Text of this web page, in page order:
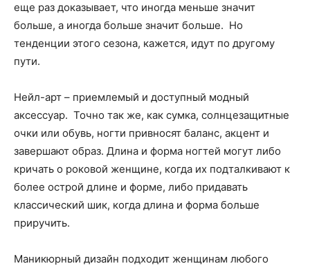
еще раз доказывает, что иногда меньше значит
больше, а иногда больше значит больше. Но
тенденции этого сезона, кажется, идут по другому
пути.
Нейл-арт – приемлемый и доступный модный
аксессуар. Точно так же, как сумка, солнцезащитные
очки или обувь, ногти привносят баланс, акцент и
завершают образ. Длина и форма ногтей могут либо
кричать о роковой женщине, когда их подталкивают к
более острой длине и форме, либо придавать
классический шик, когда длина и форма больше
приручить.
Маникюрный дизайн подходит женщинам любого